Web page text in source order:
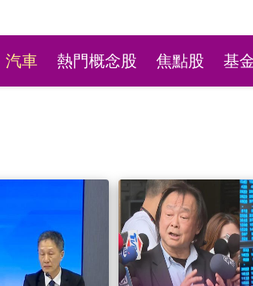
汽車 熱門概念股 焦點股 基